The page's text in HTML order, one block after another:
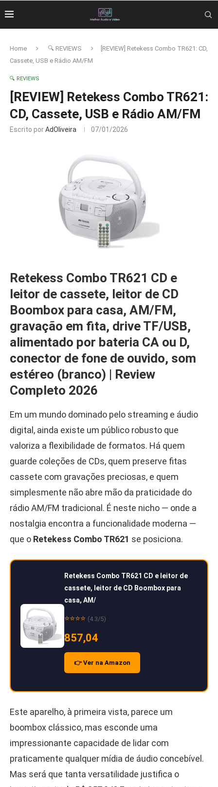
Home 🔍 REVIEWS
[REVIEW] Retekess Combo TR621: CD,
Cassete, USB e Rádio AM/FM
🔍 REVIEWS
[REVIEW] Retekess Combo TR621:
CD, Cassete, USB e Rádio AM/FM
Escrito porAdOliveira 07/01/2026
Retekess Combo TR621 CD e
leitor de cassete, leitor de CD
Boombox para casa, AM/FM,
gravação em fita, drive TF/USB,
alimentado por bateria CA ou D,
conector de fone de ouvido, som
estéreo (branco) | Review
Completo 2026
Em um mundo dominado pelo streaming e áudio
digital, ainda existe um público robusto que
valoriza a flexibilidade de formatos. Há quem
guarde coleções de CDs, quem preserve fitas
cassete com gravações preciosas, e quem
simplesmente não abre mão da praticidade do
rádio AM/FM tradicional. É neste nicho — onde a
nostalgia encontra a funcionalidade moderna —
que o Retekess Combo TR621 se posiciona.
Retekess Combo TR621 CD e leitor de
cassete, leitor de CD Boombox para
casa, AM/
⭐⭐⭐⭐ (4.3/5)
857,04
👉 Ver na Amazon
Este aparelho, à primeira vista, parece um
boombox clássico, mas esconde uma
impressionante capacidade de lidar com
praticamente qualquer mídia de áudio concebível.
Mas será que tanta versatilidade justifica o